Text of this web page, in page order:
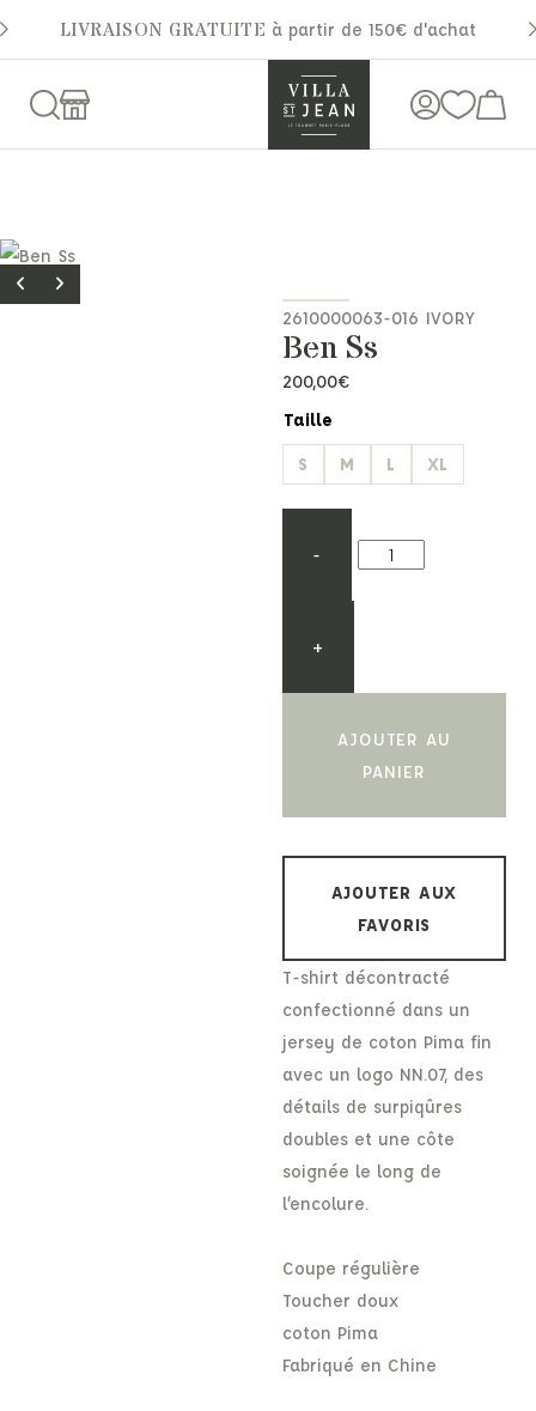
LIVRAISON GRATUITE à partir de 150€ d'achat
2610000063-016 IVORY
Ben Ss
200,00€
Taille
S
M L XL
-
+
AJOUTER AU
PANIER
AJOUTER AUX
FAVORIS
T-shirt décontracté
confectionné dans un
jersey de coton Pima fin
avec un logo NN.07, des
détails de surpiqûres
doubles et une côte
soignée le long de
l’encolure.
Coupe régulière
Toucher doux
coton Pima
Fabriqué en Chine